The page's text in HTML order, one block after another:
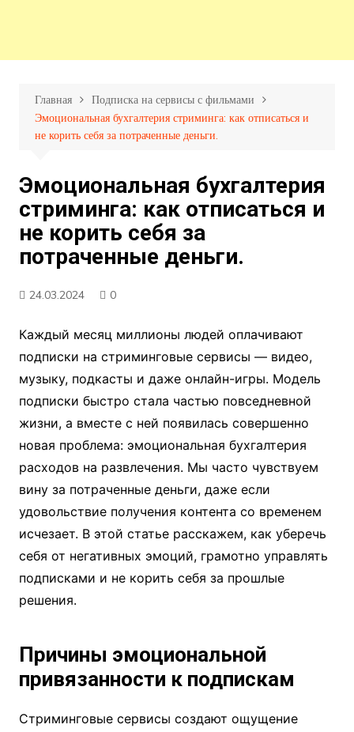
Главная
Подписка на сервисы с фильмами
Эмоциональная бухгалтерия стриминга: как отписаться и
не корить себя за потраченные деньги.
Эмоциональная бухгалтерия
стриминга: как отписаться и
не корить себя за
потраченные деньги.
24.03.2024 0
Каждый месяц миллионы людей оплачивают
подписки на стриминговые сервисы — видео,
музыку, подкасты и даже онлайн-игры. Модель
подписки быстро стала частью повседневной
жизни, а вместе с ней появилась совершенно
новая проблема: эмоциональная бухгалтерия
расходов на развлечения. Мы часто чувствуем
вину за потраченные деньги, даже если
удовольствие получения контента со временем
исчезает. В этой статье расскажем, как уберечь
себя от негативных эмоций, грамотно управлять
подписками и не корить себя за прошлые
решения.
Причины эмоциональной
привязанности к подпискам
Стриминговые сервисы создают ощущение